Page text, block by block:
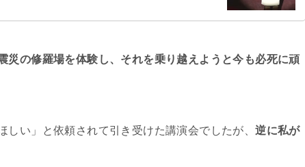
災の修羅場を体験し、それを乗り越えようと今も必死に頑
しい」と依頼されて引き受けた講演会でしたが、逆に私が